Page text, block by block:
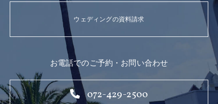
○個人情報の第三者への提供
当社は、お客様からお預かりした個人情報を、正当な事由の
ある場合を除き第三者へ提供・開示することは一切ありませ
ん。但し、法律に基づき提示しなければならない場合はその
限りではございません。
また第三者に提供する場合は、契約による義務づけの方法に
より、その第三者からの漏洩・再提供を防止いたします。
アクセスログについて
ウェディングの資料請求
お電話でのご予約・お問い合わせ
072-429-2500